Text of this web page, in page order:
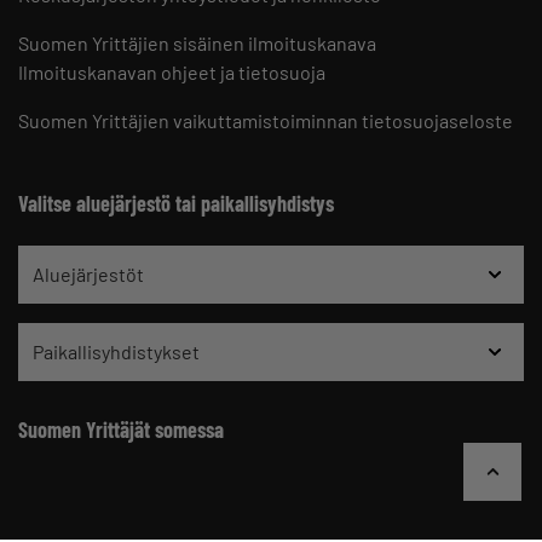
Suomen Yrittäjien sisäinen ilmoituskanava
Ilmoituskanavan ohjeet ja tietosuoja
Suomen Yrittäjien vaikuttamistoiminnan tietosuojaseloste
Valitse aluejärjestö tai paikallisyhdistys
Aluejärjestöt
Paikallisyhdistykset
Suomen Yrittäjät somessa